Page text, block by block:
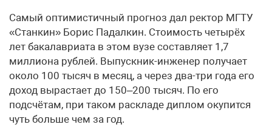
Самый оптимистичный прогноз дал ректор МГТУ
«Станкин» Борис Падалкин. Стоимость четырёх
лет бакалавриата в этом вузе составляет 1,7
миллиона рублей. Выпускник-инженер получает
около 100 тысяч в месяц, а через два-три года его
доход вырастает до 150–200 тысяч. По его
подсчётам, при таком раскладе диплом окупится
чуть больше чем за год.